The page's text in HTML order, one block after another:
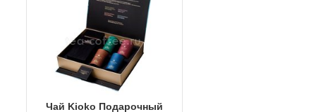
Чай Kioko Подарочный